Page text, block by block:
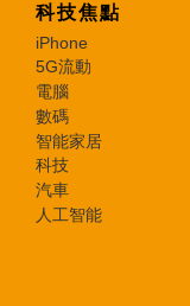
科技焦點
iPhone
5G流動
電腦
數碼
智能家居
科技
汽車
人工智能